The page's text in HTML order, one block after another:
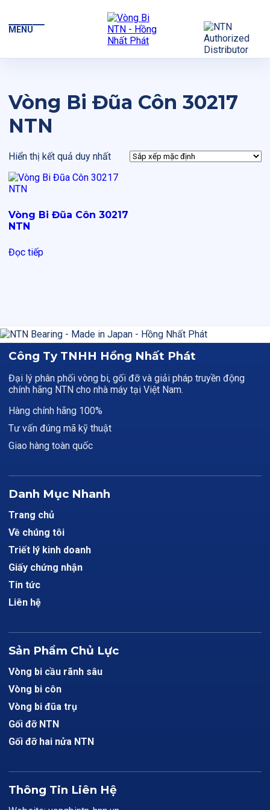
MENU
Vòng Bi Đũa Côn 30217
NTN
Hiển thị kết quả duy nhất
Vòng Bi Đũa Côn 30217
NTN
Đọc tiếp
Công Ty TNHH Hồng Nhất Phát
Đại lý phân phối vòng bi, gối đỡ và giải pháp truyền động
chính hãng NTN cho nhà máy tại Việt Nam.
Hàng chính hãng 100%
Tư vấn đúng mã kỹ thuật
Giao hàng toàn quốc
Danh Mục Nhanh
Trang chủ
Về chúng tôi
Triết lý kinh doanh
Giấy chứng nhận
Tin tức
Liên hệ
Sản Phẩm Chủ Lực
Vòng bi cầu rãnh sâu
Vòng bi côn
Vòng bi đũa trụ
Gối đỡ NTN
Gối đỡ hai nửa NTN
Thông Tin Liên Hệ